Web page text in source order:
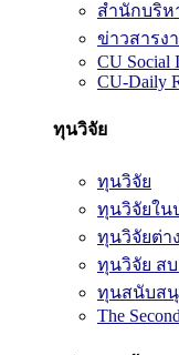
สำนักบริห
ข่าวสารง
CU Social
CU-Daily
ทุนวิจัย
ทุนวิจัย
ทุนวิจัยใน
ทุนวิจัยต่า
ทุนวิจัย สบ
ทุนสนับสนุ
The